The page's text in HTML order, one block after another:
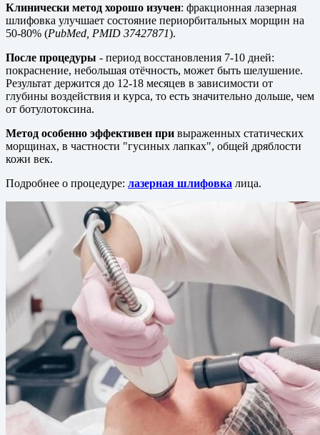
Клинически метод хорошо изучен: фракционная лазерная
шлифовка улучшает состояние периорбитальных морщин на
50-80% (PubMed, PMID 37427871).
После процедуры - период восстановления 7-10 дней:
покраснение, небольшая отёчность, может быть шелушение.
Результат держится до 12-18 месяцев в зависимости от
глубины воздействия и курса, то есть значительно дольше, чем
от ботулотоксина.
Метод особенно эффективен при выраженных статических
морщинах, в частности "гусиных лапках", общей дряблости
кожи век.
Подробнее о процедуре: лазерная шлифовка лица.